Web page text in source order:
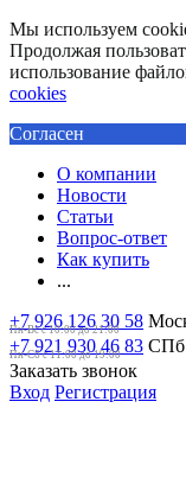
Мы используем
Продолжая
использование
cookies
Согласен
О компании
Новости
Статьи
Вопрос-ответ
Как купить
...
+7 926 126 30 58
Пн-Вс с 10:00 до 21:00
+7 921 930 46 83 СПб
Пн-Сб c 11:00 до 19:00
Заказать звонок
Вход Регистрация